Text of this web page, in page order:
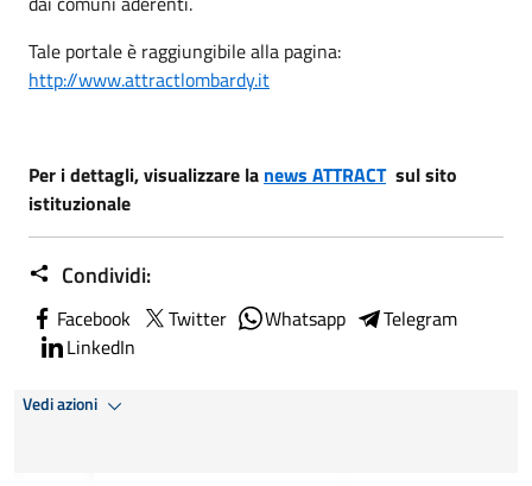
Tale portale è raggiungibile alla pagina:
http://www.attractlombardy.it
Per i dettagli, visualizzare la news ATTRACTsul sito
istituzionale
Condividi:
Facebook Twitter Whatsapp
Telegram
LinkedIn
Vedi azioni